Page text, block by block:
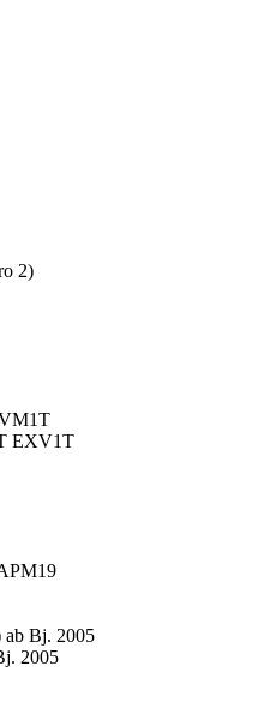
2)
EXV1T
Bj. 2005
2005